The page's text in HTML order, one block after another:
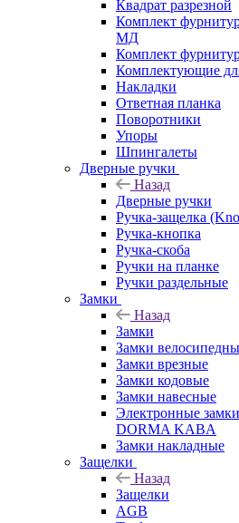
Квадрат разрезной
Комплект
МД
Комплект
Комплектующие
Накладки
Ответная планка
Поворотники
Упоры
Шпингалеты
Дверные ручки
Назад
Дверные ручки
Ручка-защелка
Ручка-кнопка
Ручка-скоба
Ручки на планке
Ручки раздельные
Замки
Назад
Замки
Замки
Замки врезные
Замки кодовые
Замки навесные
Электронные
DORMA KABA
Замки накладные
Защелки
Назад
Защелки
AGB